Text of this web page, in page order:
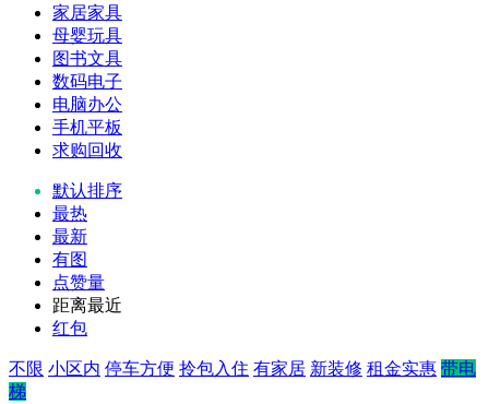
家居家具
母婴玩具
图书文具
数码电子
电脑办公
手机平板
求购回收
默认排序
最热
最新
有图
点赞量
距离最近
红包
不限 小区内 停车方便 拎包入住 有家居 新装修 租金实惠 带电
梯